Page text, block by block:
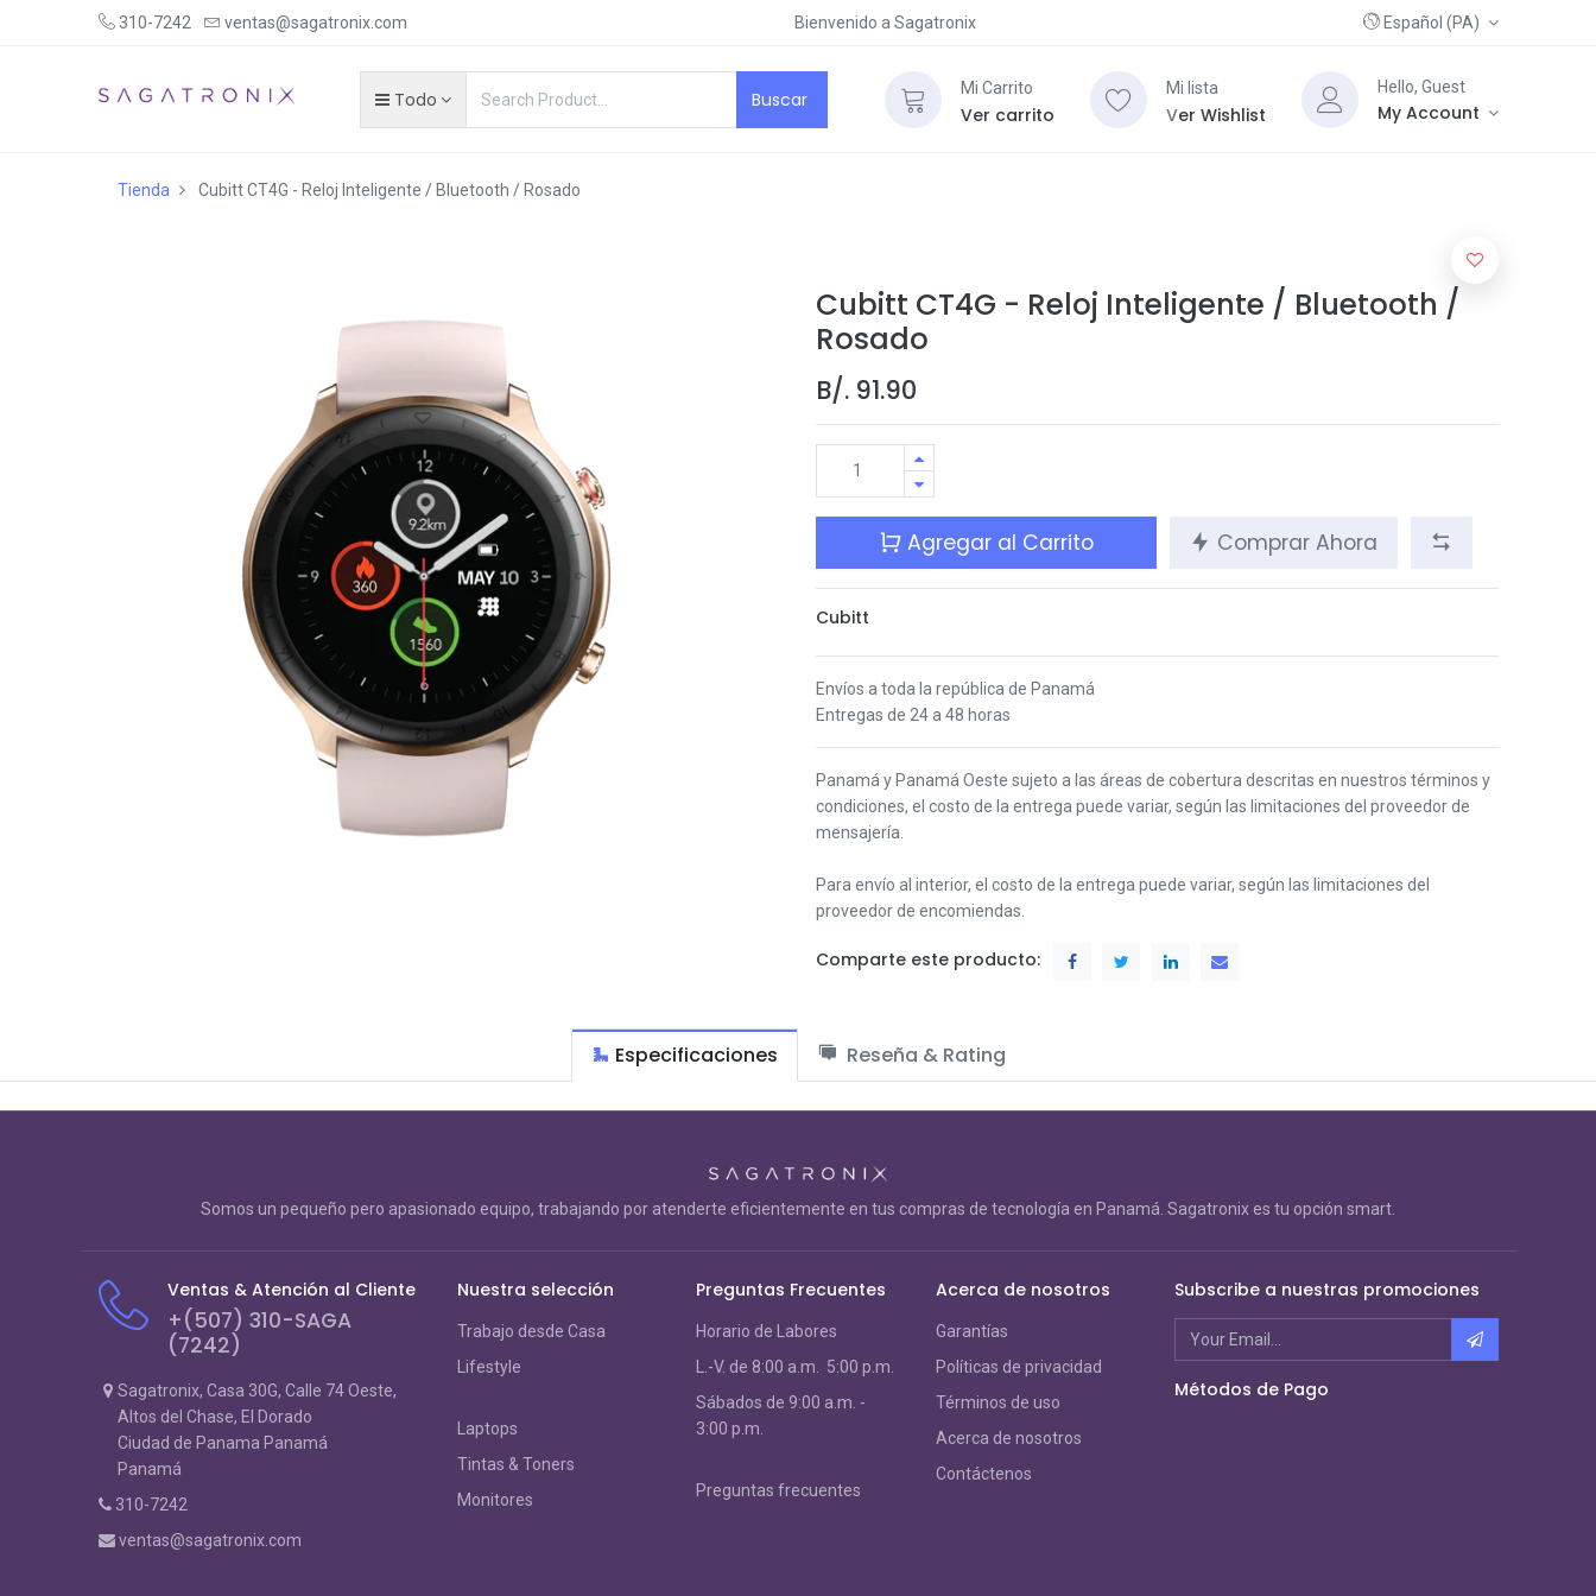
310-7242 ventas@sagatronix.com Bienvenido a Sagatronix Español (PA)
Todo Buscar Mi Carrito
Ver carrito
Mi lista
Ver Wishlist
Hello, Guest
My Account
Tienda Cubitt CT4G - Reloj Inteligente / Bluetooth / Rosado
Cubitt CT4G - Reloj Inteligente / Bluetooth /
Rosado
B/. 91.90
Agregar al Carrito Comprar Ahora
Cubitt
Envíos a toda la república de Panamá
Entregas de 24 a 48 horas
Panamá y Panamá Oeste sujeto a las áreas de cobertura descritas en nuestros términos y
condiciones, el costo de la entrega puede variar, según las limitaciones del proveedor de
mensajería.
Para envío al interior, el costo de la entrega puede variar, según las limitaciones del
proveedor de encomiendas.
Comparte este producto:
Especificaciones Reseña & Rating
Somos un pequeño pero apasionado equipo, trabajando por atenderte eficientemente en tus compras de tecnología en Panamá. Sagatronix es tu opción smart.
Ventas & Atención al Cliente
+(507) 310-SAGA
(7242)
Sagatronix, Casa 30G, Calle 74 Oeste,
Altos del Chase, El Dorado
Ciudad de Panama Panamá
Panamá
310-7242
ventas@sagatronix.com
Nuestra selección
Trabajo desde Casa
Lifestyle
Laptops
Tintas & Toners
Monitores
Preguntas Frecuentes
Horario de Labores
L.-V. de 8:00 a.m. 5:00 p.m.
Sábados de 9:00 a.m. -
3:00 p.m.
Preguntas frecuentes
Acerca de nosotros
Garantías
Políticas de privacidad
Términos de uso
Acerca de nosotros
Contáctenos
Subscribe a nuestras promociones
Métodos de Pago